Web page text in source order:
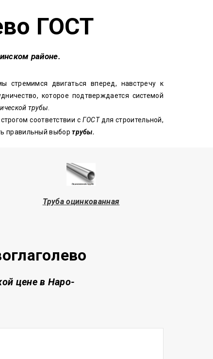
ГОСТ
районе.
стремимся двигаться вперед, навстречу к
которое подтверждается системой
трубы
соответствии с ГОСТдля строительной,
правильный выбортрубы.
Труба оцинкованная
ценев Наро-